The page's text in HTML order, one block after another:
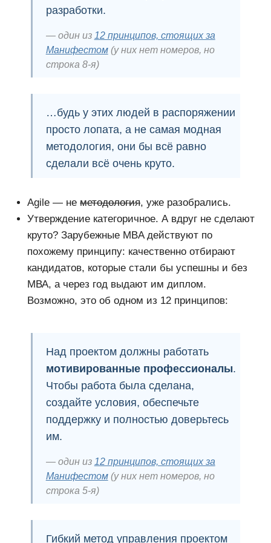
разработки.
один из 12 принципов, стоящих за
Манифестом(у них нет номеров, но
строка 8-я)
…будь у этих людей в распоряжении
просто лопата, а не самая модная
методология, они бы всё равно
сделали всё очень круто.
Agile — неметодология, уже разобрались.
Утверждение категоричное. А вдруг не сделают
круто? Зарубежные MBA действуют по
похожему принципу: качественно отбирают
кандидатов, которые стали бы успешны и без
МВА, а через год выдают им диплом.
Возможно, это об одном из 12 принципов:
Над проектом должны работать
мотивированные профессионалы.
Чтобы работа была сделана,
создайте условия, обеспечьте
поддержку и полностью доверьтесь
им.
один из 12 принципов, стоящих за
Манифестом(у них нет номеров, но
строка 5-я)
Гибкий метод управления проектом